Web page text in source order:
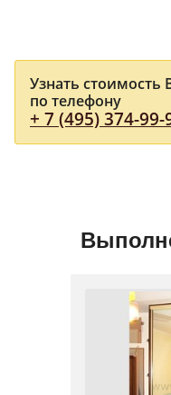
Узнать
по телефону
+ 7 (495) 374-99-